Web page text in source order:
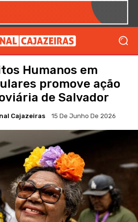
Humanos em
promove ação
de Salvador
Cajazeiras 15 De Junho De 2026